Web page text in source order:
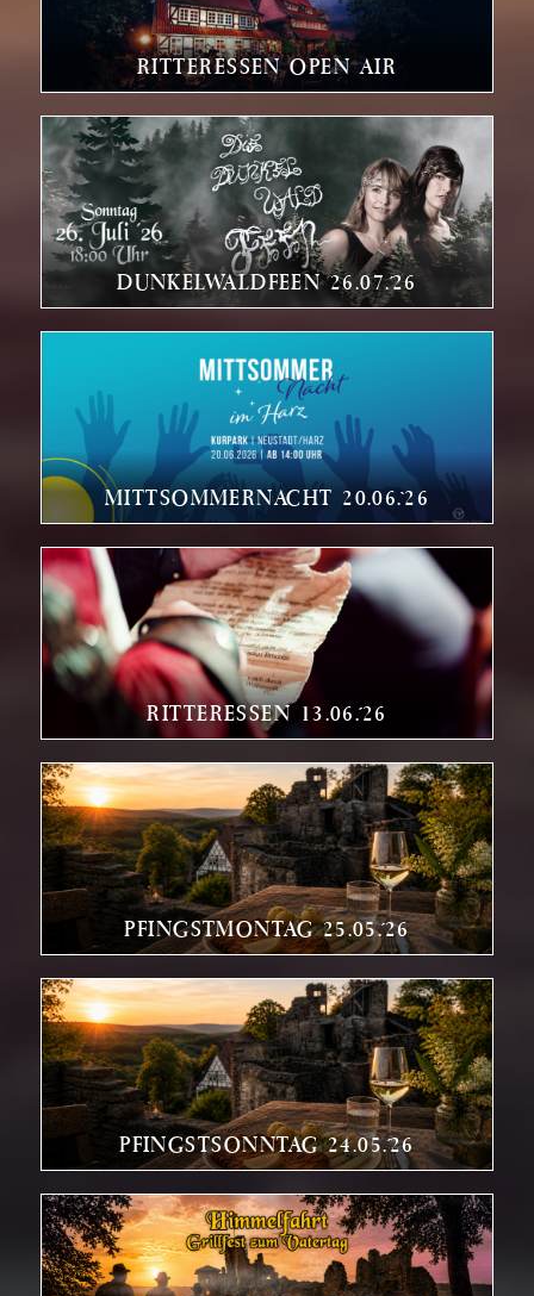
RITTERESSEN OPEN AIR
DUNKELWALDFEEN 26.07.´26
MITTSOMMERNACHT 20.06.`26
RITTERESSEN 13.06.´26
PFINGSTMONTAG 25.05.´26
PFINGSTSONNTAG 24.05.´26